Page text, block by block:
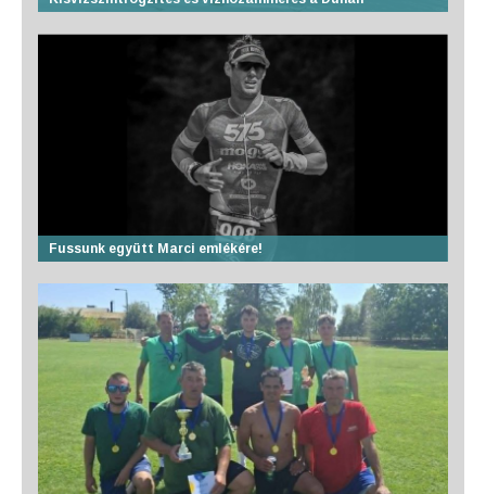
Fussunk együtt Marci emlékére!